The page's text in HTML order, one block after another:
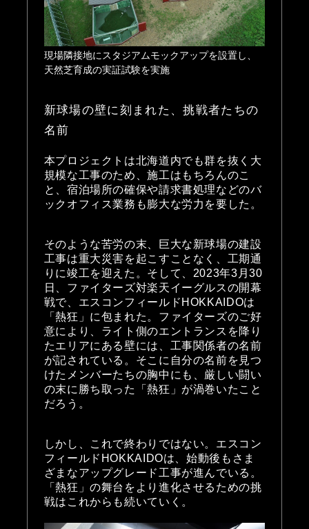
現場隣接地にスタジアムモックアップを設置し、
天然芝育成の実証試験を実施
新球場の壁に刻まれた、挑戦者たちの
名前
本プロジェクトは北海道内でも群を抜く大
規模な工事のため、施工はもちろんのこ
と、宿泊場所の確保や請求書処理などのバ
ックオフィス業務も膨大な労力を要した。
そのような苦労の末、巨大な新球場の建設
工事は重大災害を起こすことなく、工期通
りに竣工を迎えた。そして、2023年3月30
日、ファイターズ対楽天イーグルスの開幕
戦で、エスコンフィールドHOKKAIDOは
「熱狂」に包まれた。ファイターズのご好
意により、ライト側のエントランスを降り
たエリアにある壁には、工事関係者の名前
が記されている。そこに自分の名前を見つ
けたメンバーたちの胸中にも、厳しい闘い
の末に勝ち取った「熱狂」が渦巻いたこと
だろう。
しかし、これで終わりではない。エスコン
フィールドHOKKAIDOは、始動後もさま
ざまなアップグレード工事が進んでいる。
「熱狂」の舞台をより進化させるための挑
戦はこれからも続いていく。